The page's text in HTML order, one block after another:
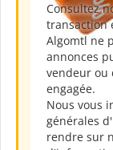
Consultez
transaction
Algomtl ne
annonces
vendeur ou
engagée.
Nous vous
générales
rendre sur